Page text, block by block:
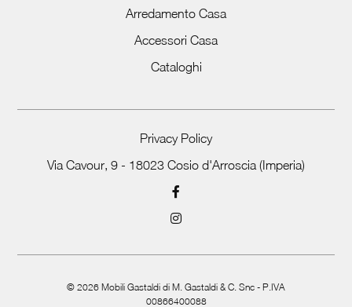
Arredamento Casa
Accessori Casa
Cataloghi
Privacy Policy
Via Cavour, 9 - 18023 Cosio d'Arroscia (Imperia)
© 2026 Mobili Gastaldi di M. Gastaldi & C. Snc - P.IVA
00866400088